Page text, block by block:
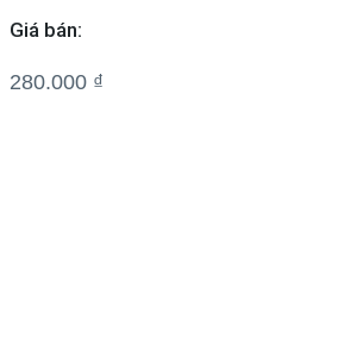
Giá bán:
280.000 ₫